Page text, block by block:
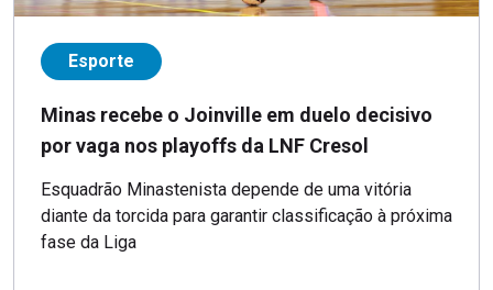
Esporte
Minas recebe o Joinville em duelo decisivo
por vaga nos playoffs da LNF Cresol
Esquadrão Minastenista depende de uma vitória
diante da torcida para garantir classificação à próxima
fase da Liga